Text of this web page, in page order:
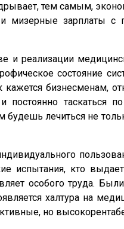
тем самым,
мизерные зарплаты
и реализации
состояние
бизнесменам,
таскаться
будешь лечиться не
испытания, кто
особого труда.
халтура на
но